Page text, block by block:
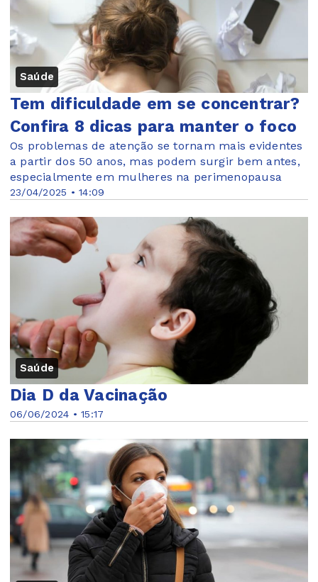
Saúde
23/04/2025 • 14:09
Tem dificuldade em se concentrar?
Confira 8 dicas para manter o foco
Os problemas de atenção se tornam mais evidentes
a partir dos 50 anos, mas podem surgir bem antes,
especialmente em mulheres na perimenopausa
Saúde
06/06/2024 • 15:17
Dia D da Vacinação